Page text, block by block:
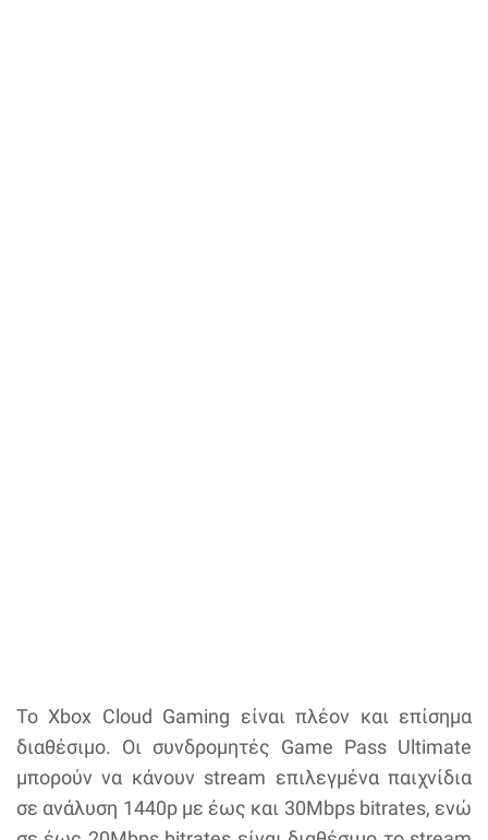
Το Xbox Cloud Gaming είναι πλέον και επίσημα
διαθέσιμο. Οι συνδρομητές Game Pass Ultimate
μπορούν να κάνουν stream επιλεγμένα παιχνίδια
σε ανάλυση 1440p με έως και 30Mbps bitrates, ενώ